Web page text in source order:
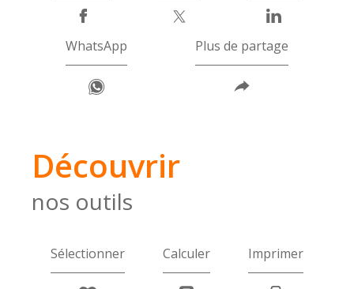
WhatsApp Plus de partage
découvrir
nos outils
Sélectionner Calculer Imprimer